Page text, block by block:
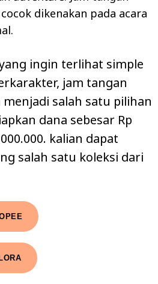
dikenakan pada acara
ingin terlihat simple
jam tangan
menjadi salah satu pilihan
dana sebesar Rp
kalian dapat
salah satu koleksi dari